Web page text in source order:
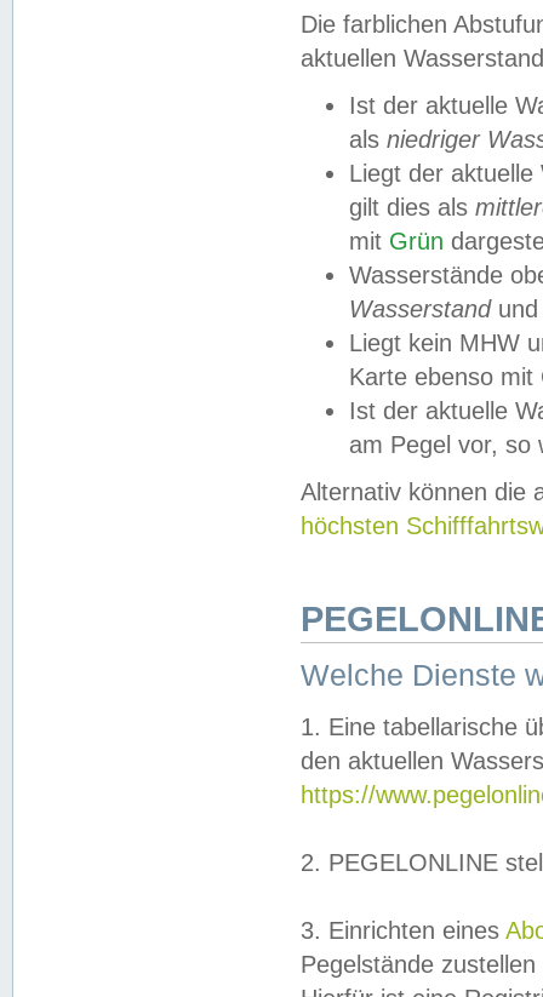
Die farblichen
aktuellen
Ist der aktuelle
als niedriger
Liegt der
gilt dies als
mit Grün
Wasserstände
Wasserstandund
Liegt kein MHW
Karte ebenso mit
Ist der aktuelle
am Pegel vor,
Alternativ können die
höchsten
Welche Dienste
1. Eine tabellarische
den aktuellen
https://
2. PEGELONLINE
3. Einrichten eines
Pegelstände